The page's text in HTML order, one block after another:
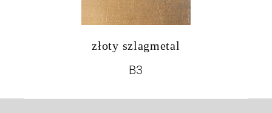
złoty szlagmetal
B3